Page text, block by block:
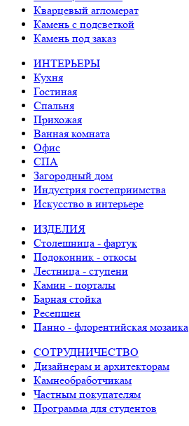
Кварцевый агломерат
Камень с подсветкой
Камень под заказ
ИНТЕРЬЕРЫ
Кухня
Гостиная
Спальня
Прихожая
Ванная комната
Офис
СПА
Загородный дом
Индустрия гостеприимства
Искусство в интерьере
ИЗДЕЛИЯ
Столешница - фартук
Подоконник - откосы
Лестница - ступени
Камин - порталы
Барная стойка
Ресепшен
Панно - флорентийская мозаика
СОТРУДНИЧЕСТВО
Дизайнерам и архитекторам
Камнеобработчикам
Частным покупателям
Программа для студентов